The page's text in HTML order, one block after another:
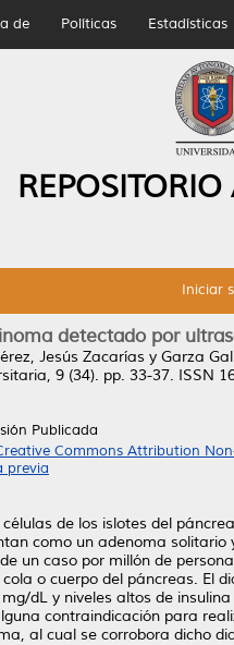
de Políticas Estadísticas
Iniciar
detectado por
Jesús Zacarías y Garza
9 (34). pp. 33-37. ISSN
Publicada
Commons Attribution
previa
de los islotes del
como un adenoma
un caso por millón de
o cuerpo del páncreas. El
dL y niveles altos de
contraindicación para
al cual se corrobora dicho